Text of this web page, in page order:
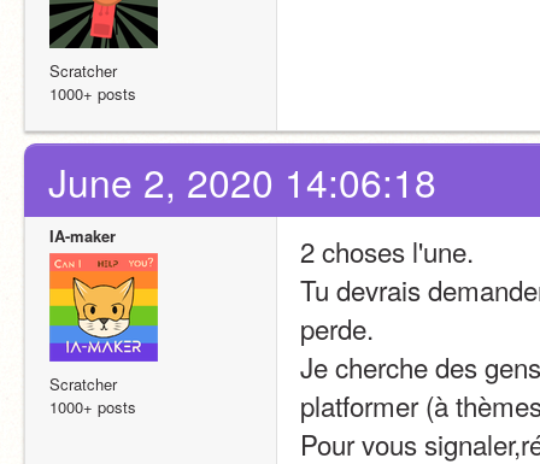
Scratcher
1000+ posts
June 2, 2020 14:06:18
IA-maker
Scratcher
1000+ posts
2 choses l'une.
Tu devrais
perde.
Je cherche des
platformer (à
Pour vous